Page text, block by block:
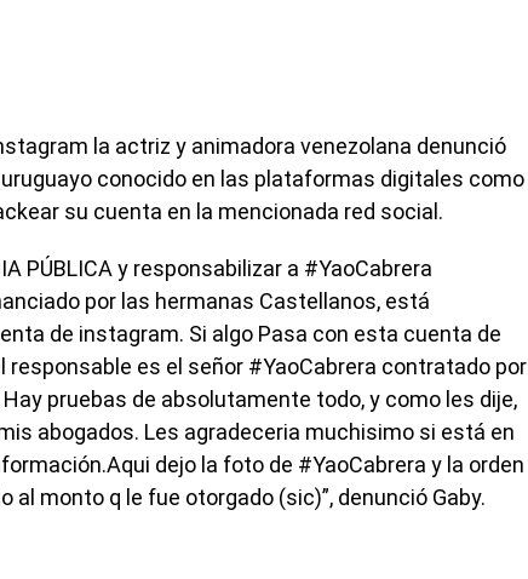
la actriz y animadora venezolana denunció
conocido en las plataformas digitales como
su cuenta en la mencionada red social.
PÚBLICA y responsabilizar a #YaoCabrera
por las hermanas Castellanos, está
de instagram. Si algo Pasa con esta cuenta de
responsable es el señor #YaoCabrera contratado por
pruebas de absolutamente todo, y como les dije,
abogados. Les agradeceria muchisimo si está en
dejo la foto de #YaoCabrera y la orden
al monto q le fue otorgado (sic)”, denunció Gaby.